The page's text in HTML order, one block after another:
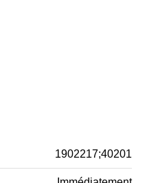
1902217;40201